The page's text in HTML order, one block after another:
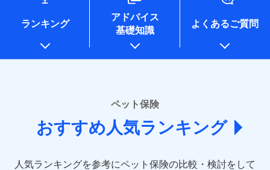
コンサルティングサービスの実施のため
アンケートやキャンペーン等の実施のため
上記に係る案内・手続き・管理等付帯業務を行うため
* 当社が委託を受けている保険会社の情報は、保険会社
あいおいニッセイ同和損害保険株式会社
(https://www.aioinissaydowa.co.jp/)
アクサ損害保険株式会社 (https://www.axa-
アニコム損害保険株式会社 (https://www.anicom-
ランキング
アドバイス
基礎知識
よくあるご質問
ペット保険
おすすめ人気ランキング
人気ランキングを参考にペット保険の比較・検討をして